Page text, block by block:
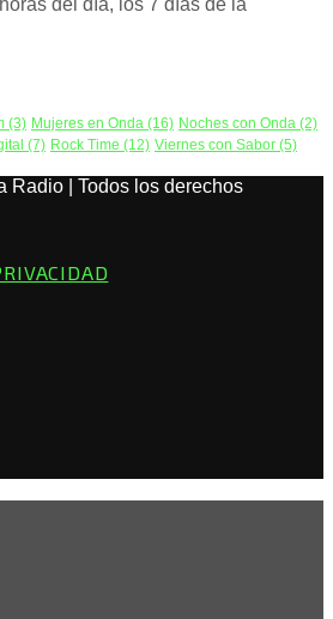
del día, los 7 días de la
(3) Mujeres en Onda (16) Noches con Onda (2)
(7) Rock Time (12) Viernes con Sabor (5)
Radio | Todos los derechos